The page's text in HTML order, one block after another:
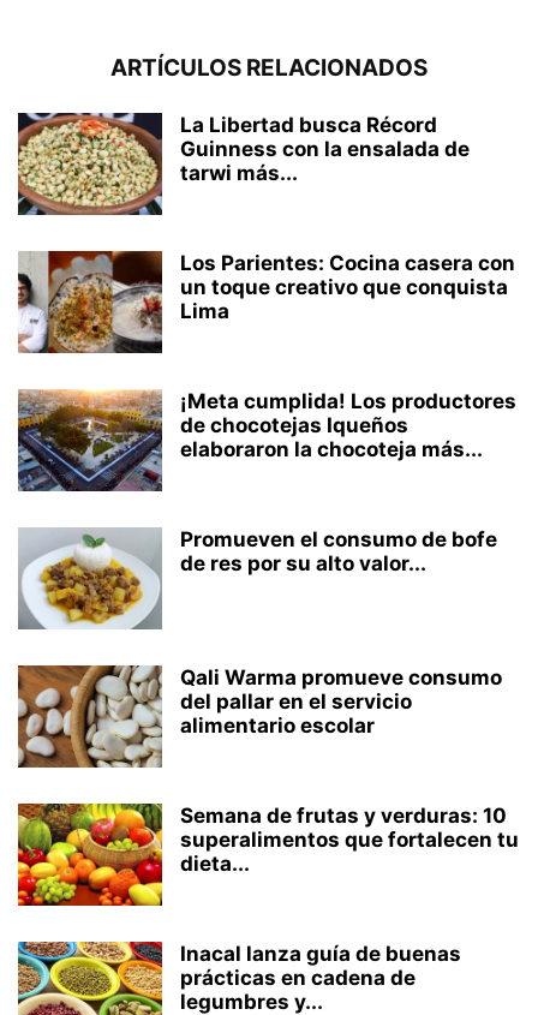
ARTÍCULOS RELACIONADOS
La Libertad busca Récord
Guinness con la ensalada de
tarwi más...
Los Parientes: Cocina casera con
un toque creativo que conquista
Lima
¡Meta cumplida! Los productores
de chocotejas Iqueños
elaboraron la chocoteja más...
Promueven el consumo de bofe
de res por su alto valor...
Qali Warma promueve consumo
del pallar en el servicio
alimentario escolar
Semana de frutas y verduras: 10
superalimentos que fortalecen tu
dieta...
Inacal lanza guía de buenas
prácticas en cadena de
legumbres y...